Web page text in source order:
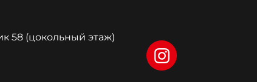
58 (цокольный этаж)